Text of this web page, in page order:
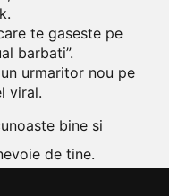
te gaseste pe
barbati”.
urmaritor nou pe
viral.
bine si
de tine.